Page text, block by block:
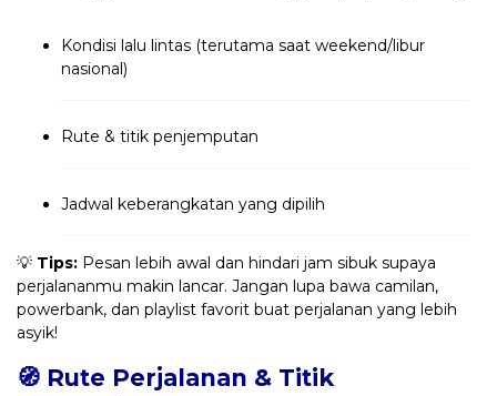
Kondisi lalu lintas (terutama saat weekend/libur
nasional)
Rute & titik penjemputan
Jadwal keberangkatan yang dipilih
💡 Tips: Pesan lebih awal dan hindari jam sibuk supaya
perjalananmu makin lancar. Jangan lupa bawa camilan,
powerbank, dan playlist favorit buat perjalanan yang lebih
asyik!
🧭 Rute Perjalanan & Titik